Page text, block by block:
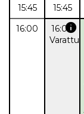
15:45
15:45
16:00
16:00info
Varattu